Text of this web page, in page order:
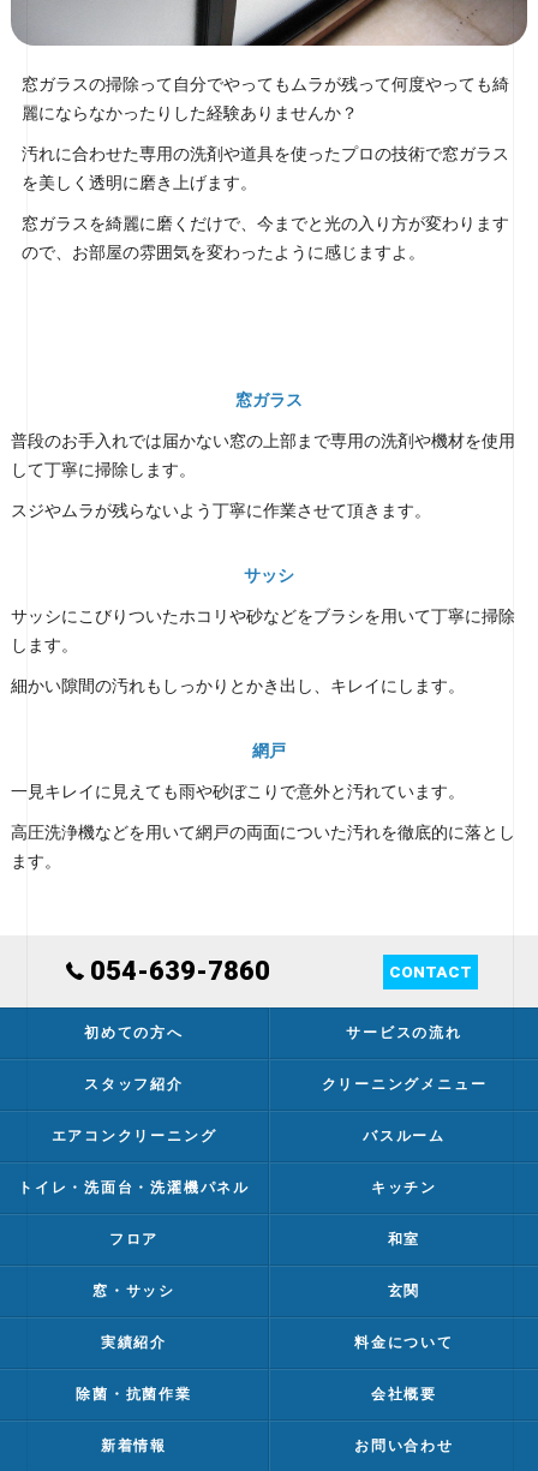
窓ガラスの掃除って自分でやってもムラが残って何度やっても綺
麗にならなかったりした経験ありませんか？
汚れに合わせた専用の洗剤や道具を使ったプロの技術で窓ガラス
を美しく透明に磨き上げます。
窓ガラスを綺麗に磨くだけで、今までと光の入り方が変わります
ので、お部屋の雰囲気を変わったように感じますよ。
窓ガラス
普段のお手入れでは届かない窓の上部まで専用の洗剤や機材を使用
して丁寧に掃除します。
スジやムラが残らないよう丁寧に作業させて頂きます。
サッシ
サッシにこびりついたホコリや砂などをブラシを用いて丁寧に掃除
します。
細かい隙間の汚れもしっかりとかき出し、キレイにします。
網戸
一見キレイに見えても雨や砂ぼこりで意外と汚れています。
高圧洗浄機などを用いて網戸の両面についた汚れを徹底的に落とし
ます。
054-639-7860 CONTACT
初めての方へ サービスの流れ
スタッフ紹介 クリーニングメニュー
エアコンクリーニング バスルーム
トイレ・洗面台・洗濯機パネル キッチン
フロア 和室
窓・サッシ 玄関
実績紹介 料金について
除菌・抗菌作業 会社概要
新着情報 お問い合わせ